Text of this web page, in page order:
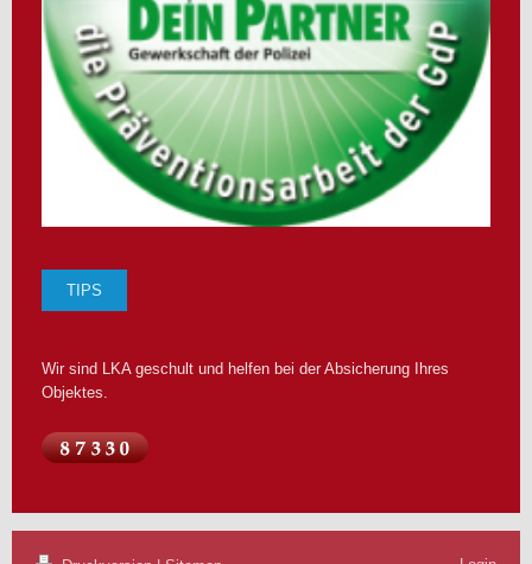
TIPS
Wir sind LKA geschult und helfen bei der Absicherung Ihres
Objektes.